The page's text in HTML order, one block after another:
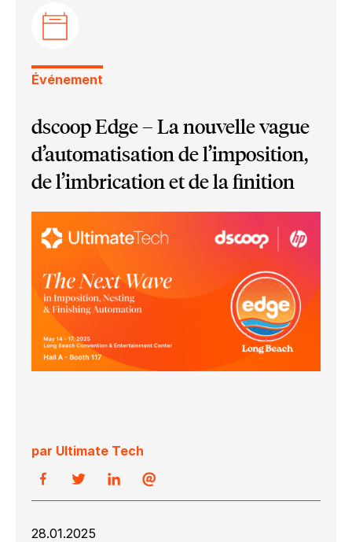
Ultimate Impostrip Scalable
Grand Format
Événement
dscoop Edge – La nouvelle vague
d’automatisation de l’imposition,
de l’imbrication et de la finition
par Ultimate Tech
28.01.2025